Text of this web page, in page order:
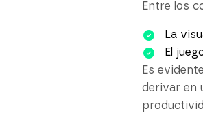
Entre los
La
El
Es
derivar en